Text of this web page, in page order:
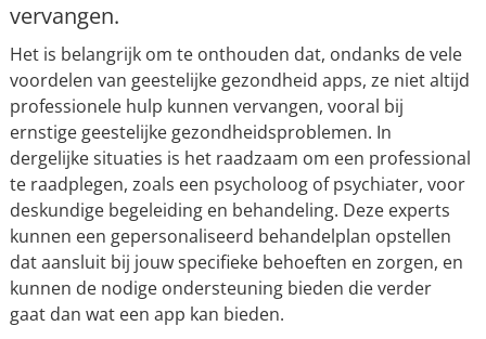
vervangen.
Het is belangrijk om te onthouden dat, ondanks de vele
voordelen van geestelijke gezondheid apps, ze niet altijd
professionele hulp kunnen vervangen, vooral bij
ernstige geestelijke gezondheidsproblemen. In
dergelijke situaties is het raadzaam om een professional
te raadplegen, zoals een psycholoog of psychiater, voor
deskundige begeleiding en behandeling. Deze experts
kunnen een gepersonaliseerd behandelplan opstellen
dat aansluit bij jouw specifieke behoeften en zorgen, en
kunnen de nodige ondersteuning bieden die verder
gaat dan wat een app kan bieden.